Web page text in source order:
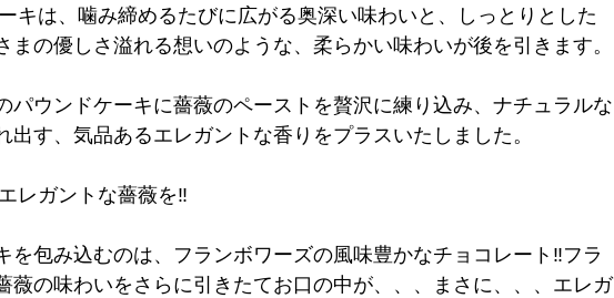
キは、噛み締めるたびに広がる奥深い味わいと、しっとりとした
まの優しさ溢れる想いのような、柔らかい味わいが後を引きます。
パウンドケーキに薔薇のペーストを贅沢に練り込み、ナチュラルな
出す、気品あるエレガントな香りをプラスいたしました。
レガントな薔薇を‼️
を包み込むのは、フランボワーズの風味豊かなチョコレート‼️フラ
薇の味わいをさらに引きたてお口の中が、、、まさに、、、エレガ